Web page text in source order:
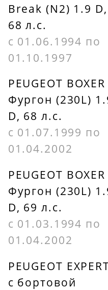
BOSCH
09864B7023
CLEAN
DO1801
EUROREPAR
E149130
PEUGEOT
PEUGEOT
110967
PEUGEOT
Break (N2) 1.9 D,
68 л.с.
с 01.06.1994 по
01.10.1997
PEUGEOT BOXER
Фургон (230L)
D, 68 л.с.
с 01.07.1999 по
01.04.2002
PEUGEOT BOXER
Фургон (230L)
D, 69 л.с.
с 01.03.1994 по
01.04.2002
PEUGEOT
c бортовой